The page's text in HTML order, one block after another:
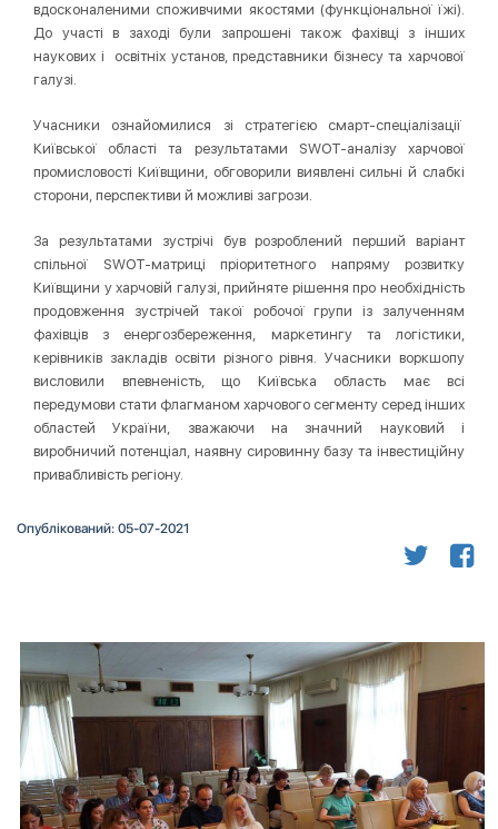
вдосконаленими споживчими якостями (функціональної їжі).
До участі в заході були запрошені також фахівці з інших
наукових і освітніх установ, представники бізнесу та харчової
галузі.
Учасники ознайомилися зі стратегією смарт-спеціалізації
Київської області та результатами SWOT-аналізу харчової
промисловості Київщини, обговорили виявлені сильні й слабкі
сторони, перспективи й можливі загрози.
За результатами зустрічі був розроблений перший варіант
спільної SWOT-матриці пріоритетного напряму розвитку
Київщини у харчовій галузі, прийняте рішення про необхідність
продовження зустрічей такої робочої групи із залученням
фахівців з енергозбереження, маркетингу та логістики,
керівників закладів освіти різного рівня. Учасники воркшопу
висловили впевненість, що Київська область має всі
передумови стати флагманом харчового сегменту серед інших
областей України, зважаючи на значний науковий і
виробничий потенціал, наявну сировинну базу та інвестиційну
привабливість регіону.
Опублікований: 05-07-2021